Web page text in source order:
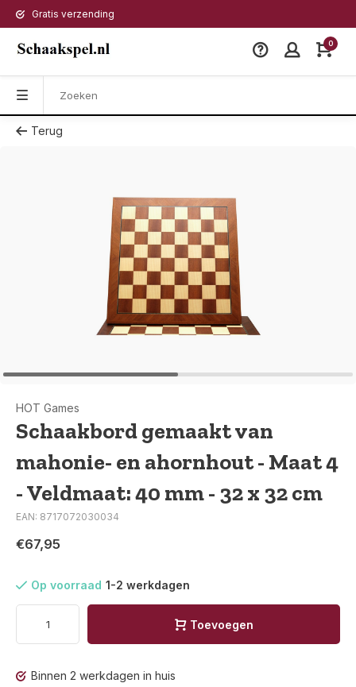
Gratis verzending
0
Terug
HOT Games
Schaakbord gemaakt van
mahonie- en ahornhout - Maat 4
- Veldmaat: 40 mm - 32 x 32 cm
EAN: 8717072030034
€67,95
Op voorraad 1-2 werkdagen
Toevoegen
Binnen 2 werkdagen in huis